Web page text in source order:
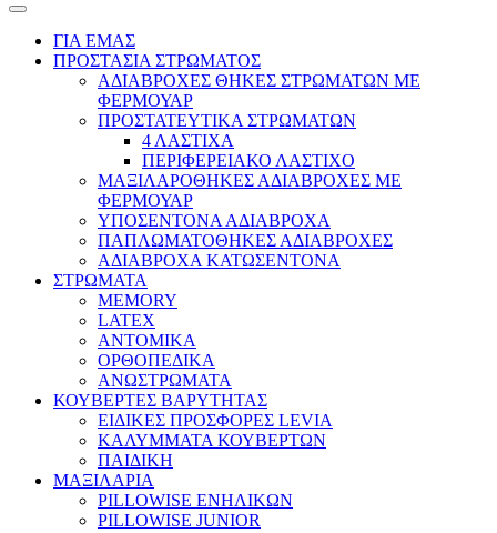
ΓΙΑ ΕΜΑΣ
ΠΡΟΣΤΑΣΙΑ ΣΤΡΩΜΑΤΟΣ
ΑΔΙΑΒΡΟΧΕΣ ΘΗΚΕΣ ΣΤΡΩΜΑΤΩΝ ΜΕ
ΦΕΡΜΟΥΑΡ
ΠΡΟΣΤΑΤΕΥΤΙΚΑ ΣΤΡΩΜΑΤΩΝ
4 ΛΑΣΤΙΧΑ
ΠΕΡΙΦΕΡΕΙΑΚΟ ΛΑΣΤΙΧΟ
ΜΑΞΙΛΑΡΟΘΗΚΕΣ ΑΔΙΑΒΡΟΧΕΣ ΜΕ
ΦΕΡΜΟΥΑΡ
ΥΠΟΣΕΝΤΟΝΑ ΑΔΙΑΒΡΟΧΑ
ΠΑΠΛΩΜΑΤΟΘΗΚΕΣ ΑΔΙΑΒΡΟΧΕΣ
ΑΔΙΑΒΡΟΧΑ ΚΑΤΩΣΕΝΤΟΝΑ
ΣΤΡΩΜΑΤΑ
MEMORY
LATEX
ΑΝΤΟΜΙΚΑ
ΟΡΘΟΠΕΔΙΚΑ
ΑΝΩΣΤΡΩΜΑΤΑ
ΚΟΥΒΕΡΤΕΣ ΒΑΡΥΤΗΤΑΣ
ΕΙΔΙΚΕΣ ΠΡΟΣΦΟΡΕΣ LEVIA
ΚΑΛΥΜΜΑΤΑ ΚΟΥΒΕΡΤΩΝ
ΠΑΙΔΙΚΗ
ΜΑΞΙΛΑΡΙΑ
PILLOWISE ΕΝΗΛΙΚΩΝ
PILLOWISE JUNIOR